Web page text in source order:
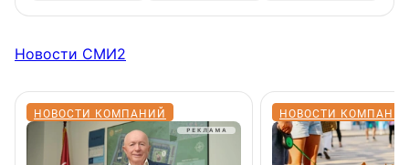
Новости СМИ2
НОВОСТИ КОМПАНИЙ НОВОСТИ